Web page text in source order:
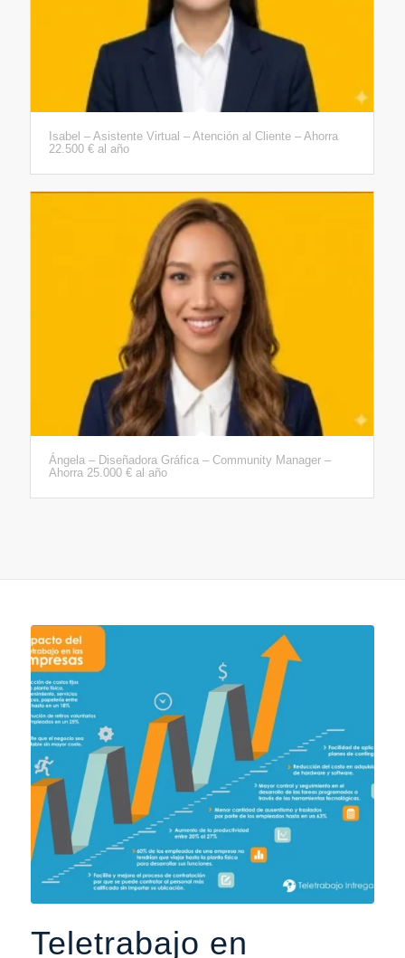
Isabel – Asistente Virtual – Atención al Cliente – Ahorra
22.500 € al año
Ángela – Diseñadora Gráfica – Community Manager –
Ahorra 25.000 € al año
Teletrabajo en